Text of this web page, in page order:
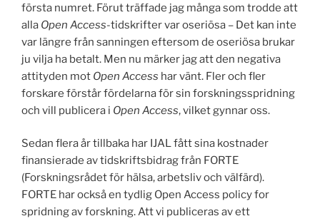
första numret. Förut träffade jag många som trodde att
alla Open Access-tidskrifter var oseriösa – Det kan inte
var längre från sanningen eftersom de oseriösa brukar
ju vilja ha betalt. Men nu märker jag att den negativa
attityden mot Open Access har vänt. Fler och fler
forskare förstår fördelarna för sin forskningsspridning
och vill publicera i Open Access, vilket gynnar oss.
Sedan flera år tillbaka har IJAL fått sina kostnader
finansierade av tidskriftsbidrag från FORTE
(Forskningsrådet för hälsa, arbetsliv och välfärd).
FORTE har också en tydlig Open Access policy for
spridning av forskning. Att vi publiceras av ett